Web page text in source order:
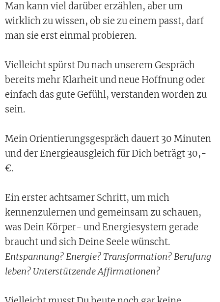
Man kann viel darüber erzählen, aber um
wirklich zu wissen, ob sie zu einem passt, darf
man sie erst einmal probieren.
Vielleicht spürst Du nach unserem Gespräch
bereits mehr Klarheit und neue Hoffnung oder
einfach das gute Gefühl, verstanden worden zu
sein.
Mein Orientierungsgespräch dauert 30 Minuten
und der Energieausgleich für Dich beträgt 30,-
€.
Ein erster achtsamer Schritt, um mich
kennenzulernen und gemeinsam zu schauen,
was Dein Körper- und Energiesystem gerade
braucht und sich Deine Seele wünscht.
Entspannung? Energie? Transformation? Berufung
leben? Unterstützende Affirmationen?